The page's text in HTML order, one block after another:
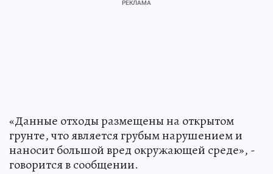
«Данные отходы размещены на открытом
грунте, что является грубым нарушением и
наносит большой вред окружающей среде», -
говорится в сообщении.